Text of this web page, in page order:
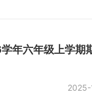
年六年级上学期
2025-